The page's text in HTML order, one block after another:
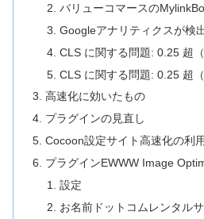
バリューコマースの
Googleアナリティクスが検
CLS に関する問題: 0.25 超（
CLS に関する問題: 0.25 超
高速化に効いたもの
プラグインの見直し
Cocoon設定サイト高速化の利用
プラグインEWWW Image
設定
お名前ドットコムレンタル